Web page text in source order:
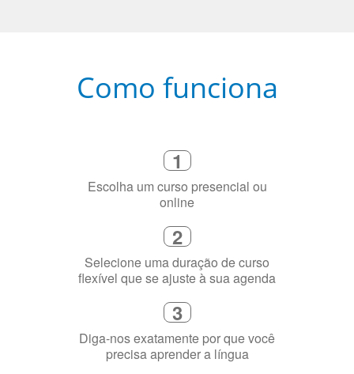
Como funciona
1
Escolha um curso presencial ou
online
2
Selecione uma duração de curso
flexível que se ajuste à sua agenda
3
Diga-nos exatamente por que você
precisa aprender a língua